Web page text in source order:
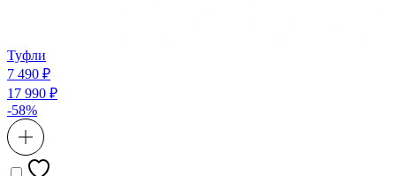
Туфли
7 490 ₽
17 990 ₽
-58%